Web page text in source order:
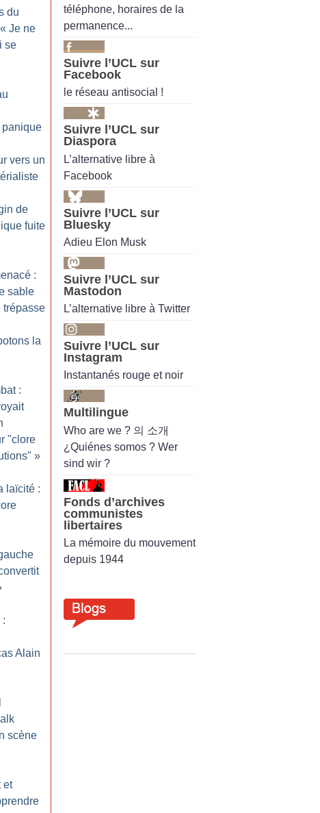
du
Je ne
se
panique
vers un
de
fuite
:
sable
trépasse
la
:
"clore
»
laïcité :
:
Alain
scène
et
téléphone, horaires de la
permanence...
Suivre l’UCL sur
Facebook
le réseau antisocial !
Suivre l’UCL sur
Diaspora
L’alternative libre à
Facebook
Suivre l’UCL sur
Bluesky
Adieu Elon Musk
Suivre l’UCL sur
Mastodon
L’alternative libre à Twitter
Suivre l’UCL sur
Instagram
Instantanés rouge et noir
Multilingue
Who are we ? 의 소개
¿Quiénes somos ? Wer
sind wir ?
Fonds d’archives
communistes
libertaires
La mémoire du mouvement
depuis 1944